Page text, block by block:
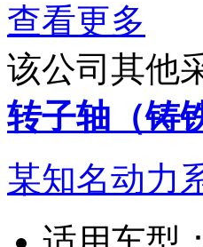
查看更多
该公司其他
转子轴（铸
某知名动力